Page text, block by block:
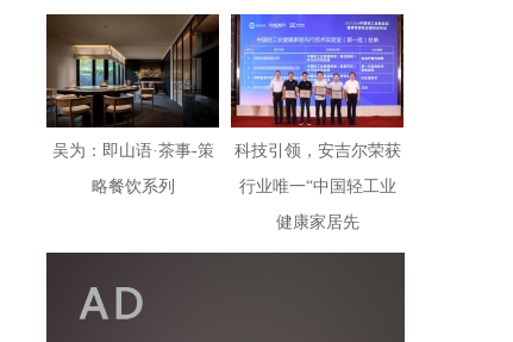
吴为：即山语·茶事-策
略餐饮系列
科技引领，安吉尔荣获
行业唯一“中国轻工业
健康家居先